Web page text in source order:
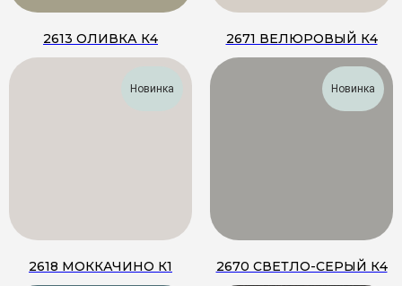
2613 ОЛИВКА К4 2671 ВЕЛЮРОВЫЙ К4
Новинка
2618 МОККАЧИНО К1
Новинка
2670 СВЕТЛО-СЕРЫЙ К4